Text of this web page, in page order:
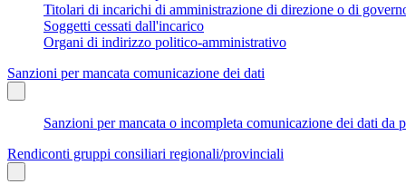
Titolari di incarichi di amministrazione di direzione o di
Soggetti cessati dall'incarico
Organi di indirizzo politico-amministrativo
Sanzioni per mancata comunicazione dei dati
Sanzioni per mancata o incompleta comunicazione dei dati
Rendiconti gruppi consiliari regionali/provinciali